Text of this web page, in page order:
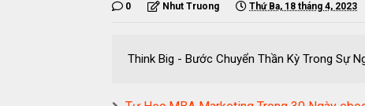
0 Nhut Truong Thứ Ba, 18 tháng 4, 2023
Think Big - Bước Chuyển Thần Kỳ Trong Sự